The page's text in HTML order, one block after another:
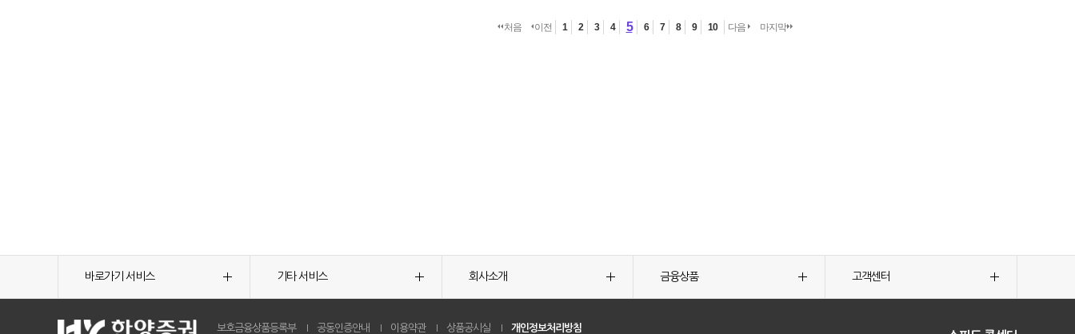
처음 이전 1 2 3 4 5 6 7 8 9 10 다음 마지막
바로가기 서비스 기타 서비스 회사소개 금융상품 고객센터
보호금융상품등록부 공동인증안내 이용약관 상품공시실 개인정보처리방침